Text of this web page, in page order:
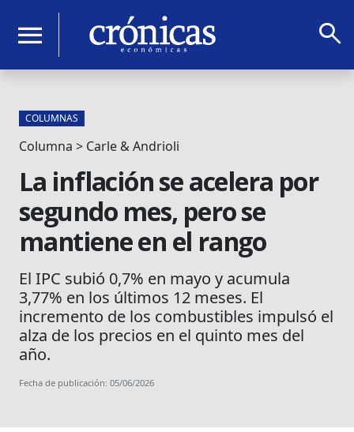
menu search
COLUMNAS
Columna > Carle & Andrioli
La inflación se acelera por
segundo mes, pero se
mantiene en el rango
El IPC subió 0,7% en mayo y acumula
3,77% en los últimos 12 meses. El
incremento de los combustibles impulsó el
alza de los precios en el quinto mes del
año.
Fecha de publicación: 05/06/2026